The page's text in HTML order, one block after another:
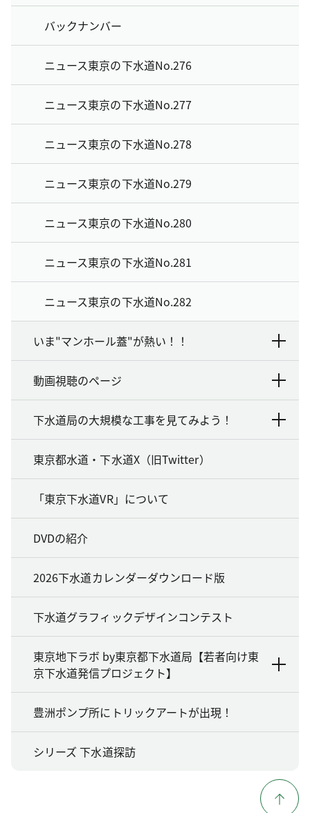
バックナンバー
ニュース東京の下水道No.276
ニュース東京の下水道No.277
ニュース東京の下水道No.278
ニュース東京の下水道No.279
ニュース東京の下水道No.280
ニュース東京の下水道No.281
ニュース東京の下水道No.282
いま"マンホール蓋"が熱い！！
動画視聴のページ
下水道局の大規模な工事を見てみよう！
東京都水道・下水道X（旧Twitter）
「東京下水道VR」について
DVDの紹介
2026下水道カレンダーダウンロード版
下水道グラフィックデザインコンテスト
東京地下ラボ by東京都下水道局【若者向け東
京下水道発信プロジェクト】
豊洲ポンプ所にトリックアートが出現！
シリーズ 下水道探訪